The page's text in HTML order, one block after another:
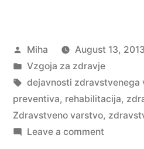
Posted
by
Miha
August 13, 2013
Posted
in
Vzgoja za zdravje
Tags:
dejavnosti zdravstvenega
preventiva, rehabilitacija,
Zdravstveno varstvo,
Leave a commenton